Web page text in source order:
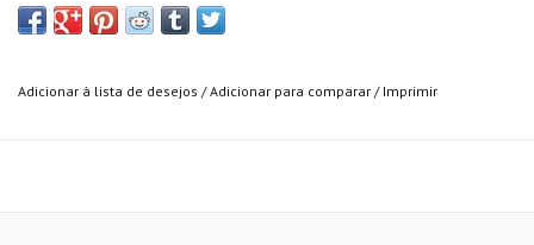
Adicionar à lista de desejos /Adicionar para comparar / Imprimir